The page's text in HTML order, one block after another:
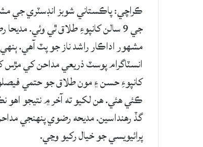
ڪراچي: پاڪستاني شوبز انڊسٽري جي
جي 9 سالن کانپوءِ طلاق ٿي وئي.
انسٽاگرام پوسٽ ذريعي مداحن کي مڙس
کانپوءِ حسن ۽ مون طلاق جو حتمي
ڪئي هئي. هن لکيو ته آخر ۾ نتيجو اهو
گڏ رهنداسين. مديحه رضوي پنهنجي
پرائيويسي جو خيال رکيو وڃي.